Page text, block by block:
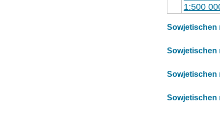
1:500
Sowjetischen
Sowjetischen
Sowjetischen
Sowjetischen